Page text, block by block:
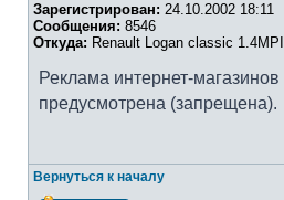
Зарегистрирован: 24.10.2002 18:11
Сообщения: 8546
Откуда: Renault Logan classic
Реклама интернет-
предусмотрена (запрещена).
Вернуться к началу